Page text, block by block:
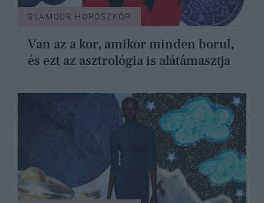
GLAMOUR HOROSZKÓP
Van az a kor, amikor minden borul,
és ezt az asztrológia is alátámasztja